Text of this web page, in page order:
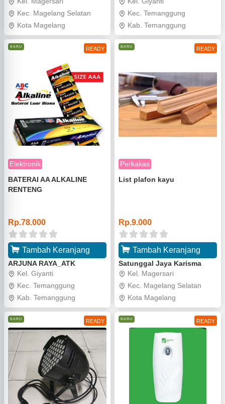
Kec. Magelang Selatan
Kota Magelang
Kec. Temanggung
Kab. Temanggung
READY
BARU
Elektronik
BATERAI AA ALKALINE
RENTENG
Rp.78.000
Tambah Keranjang
ARJUNA RAYA_ATK
Kel. Giyanti
Kec. Temanggung
Kab. Temanggung
READY
BARU
Perkakas
List plafon kayu
Rp.9.000
Tambah Keranjang
Satunggal Jaya Karisma
Kel. Magersari
Kec. Magelang Selatan
Kota Magelang
READY
BARU READY
BARU